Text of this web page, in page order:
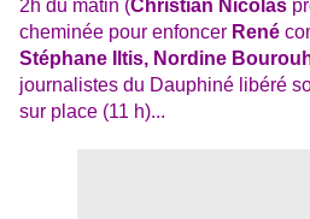
2h du matin (Christian Nicolas
cheminée pour enfoncer René
Stéphane Iltis, Nordine
journalistes du Dauphiné libéré
sur place (11 h)...